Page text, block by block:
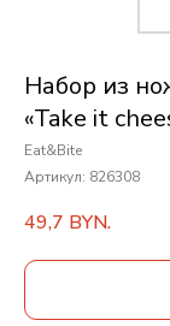
Набор из
«Take it
Eat&Bite
Артикул: 826308
49,7 BYN.